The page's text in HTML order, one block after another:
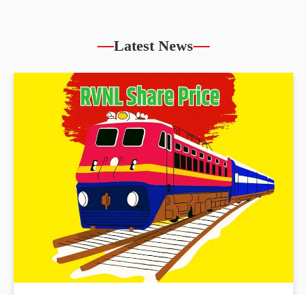
Latest News